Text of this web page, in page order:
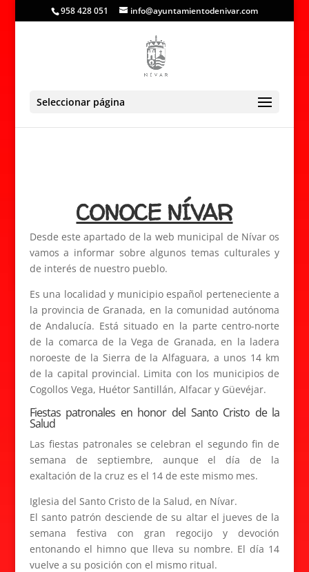
958 428 051 info@ayuntamientodenivar.com
Seleccionar página
CONOCE NÍVAR
Desde este apartado de la web municipal de Nívar os
vamos a informar sobre algunos temas culturales y
de interés de nuestro pueblo.
Es una localidad y municipio español perteneciente a
la provincia de Granada, en la comunidad autónoma
de Andalucía. Está situado en la parte centro-norte
de la comarca de la Vega de Granada, en la ladera
noroeste de la Sierra de la Alfaguara, a unos 14 km
de la capital provincial. Limita con los municipios de
Cogollos Vega, Huétor Santillán, Alfacar y Güevéjar.
Fiestas patronales en honor del Santo Cristo de la
Salud
Las fiestas patronales se celebran el segundo fin de
semana de septiembre, aunque el día de la
exaltación de la cruz es el 14 de este mismo mes.
Iglesia del Santo Cristo de la Salud, en Nívar.
El santo patrón desciende de su altar el jueves de la
semana festiva con gran regocijo y devoción
entonando el himno que lleva su nombre. El día 14
vuelve a su posición con el mismo ritual.